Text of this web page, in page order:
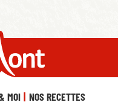
MOI NOS RECETTES